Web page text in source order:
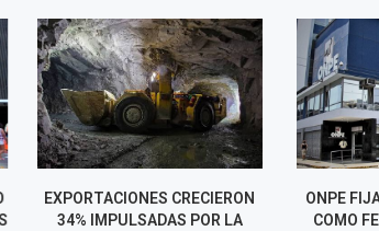
EXPORTACIONES CRECIERON
34% IMPULSADAS POR LA
ONPE FIJA
COMO